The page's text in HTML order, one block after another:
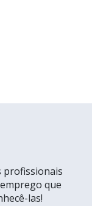
profissionais
que
las!